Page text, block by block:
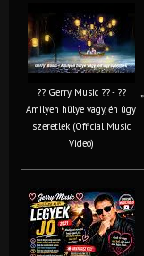
?? Gerry Music ?? - ??
Amilyen hülye vagy, én úgy
szeretlek (Official Music
Video)